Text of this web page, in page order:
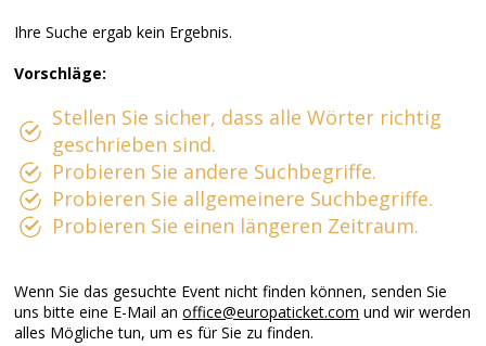
Ihre Suche ergab kein Ergebnis.
Vorschläge:
Stellen Sie sicher, dass alle Wörter richtig
geschrieben sind.
Probieren Sie andere Suchbegriffe.
Probieren Sie allgemeinere Suchbegriffe.
Probieren Sie einen längeren Zeitraum.
Wenn Sie das gesuchte Event nicht finden können, senden Sie
uns bitte eine E-Mail anoffice@europaticket.com und wir werden
alles Mögliche tun, um es für Sie zu finden.